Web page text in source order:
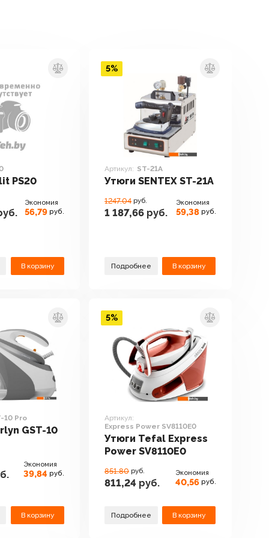
PS20
Экономия
56,79 руб.
В корзину
Артикул: ST-21A
Утюги SENTEX ST-21A
1247.04 руб.
1 187,66 руб.
Экономия
59,38 руб.
Подробнее В корзину
5%
10 Pro
GST-10
Экономия
39,84 руб.
В корзину
Артикул:
Express Power SV8110E0
Утюги Tefal Express
Power SV8110E0
851.80 руб.
811,24 руб.
Экономия
40,56 руб.
Подробнее В корзину
5%